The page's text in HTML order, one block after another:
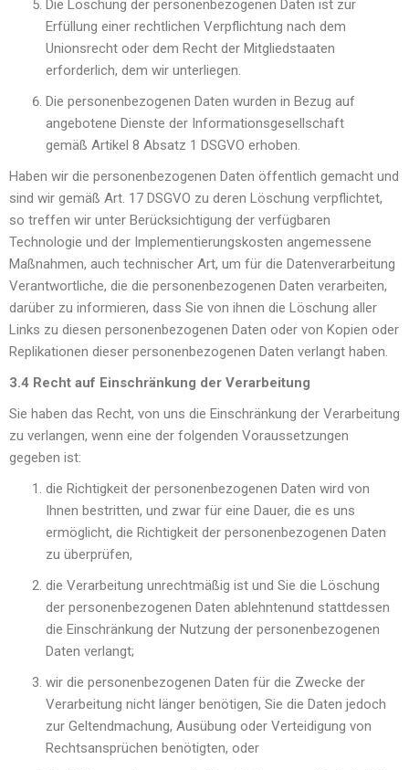
Die Löschung der personenbezogenen Daten ist zur
Erfüllung einer rechtlichen Verpflichtung nach dem
Unionsrecht oder dem Recht der Mitgliedstaaten
erforderlich, dem wir unterliegen.
Die personenbezogenen Daten wurden in Bezug auf
angebotene Dienste der Informationsgesellschaft
gemäß Artikel 8 Absatz 1 DSGVO erhoben.
Haben wir die personenbezogenen Daten öffentlich gemacht und
sind wir gemäß Art. 17 DSGVO zu deren Löschung verpflichtet,
so treffen wir unter Berücksichtigung der verfügbaren
Technologie und der Implementierungskosten angemessene
Maßnahmen, auch technischer Art, um für die Datenverarbeitung
Verantwortliche, die die personenbezogenen Daten verarbeiten,
darüber zu informieren, dass Sie von ihnen die Löschung aller
Links zu diesen personenbezogenen Daten oder von Kopien oder
Replikationen dieser personenbezogenen Daten verlangt haben.
3.4 Recht auf Einschränkung der Verarbeitung
Sie haben das Recht, von uns die Einschränkung der Verarbeitung
zu verlangen, wenn eine der folgenden Voraussetzungen
gegeben ist:
die Richtigkeit der personenbezogenen Daten wird von
Ihnen bestritten, und zwar für eine Dauer, die es uns
ermöglicht, die Richtigkeit der personenbezogenen Daten
zu überprüfen,
die Verarbeitung unrechtmäßig ist und Sie die Löschung
der personenbezogenen Daten ablehntenund stattdessen
die Einschränkung der Nutzung der personenbezogenen
Daten verlangt;
wir die personenbezogenen Daten für die Zwecke der
Verarbeitung nicht länger benötigen, Sie die Daten jedoch
zur Geltendmachung, Ausübung oder Verteidigung von
Rechtsansprüchen benötigten, oder